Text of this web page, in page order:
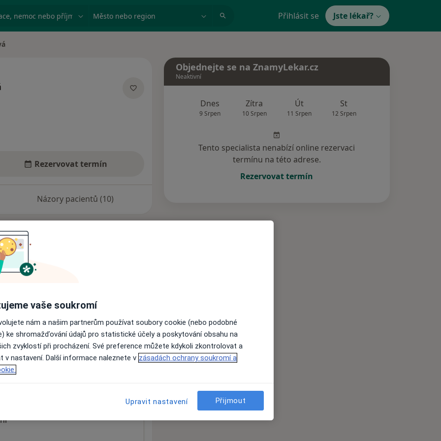
nemoc nebo příjmení Město nebo region Přihlásit se Jste lékař?
Rezervovat termín
Názory pacientů (10)
nejsou k dispozici
informace o svých službách.
Objednejte se na ZnamyLekar.cz
Neaktivní
Dnes
9 Srpen
Zítra
10 Srpen
Út
11 Srpen
St
12 Srpen
Tento specialista nenabízí online rezervaci
termínu na této adrese.
Rezervovat termín
vaše soukromí
nám a našim partnerům používat soubory cookie (nebo podobné
ke shromažďování údajů pro statistické účely a poskytování obsahu na
zvyklostí při procházení. Své preference můžete kdykoli zkontrolovat a
v nastavení. Další informace naleznete v zásadách ochrany soukromí a
Upravit nastavení Přijmout